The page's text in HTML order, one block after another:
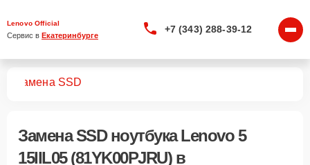
Lenovo Official
Сервис в Екатеринбурге
+7 (343) 288-39-12
Замена SSD
Замена SSD ноутбука Lenovo 5
15IIL05 (81YK00PJRU) в